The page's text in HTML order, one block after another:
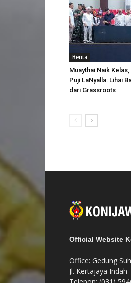
Berita
Muaythai Naik
Puji LaNyalla: Lihai
dari Grassroots
Official Website
Office: Gedung
Jl. Kertajaya